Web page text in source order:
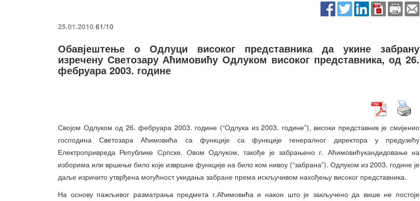
25.01.2010 61/10
Обавјештење о Одлуци високог представника да укине забрану
изречену Светозару Аћимовићу Одлуком високог представника, од 26.
фебруара 2003. године
Својом Одлуком од 26. фебруара 2003. године (“Одлука из 2003. године”), високи представник је смијенио
господина Светозара Аћимовића са функције са функције генералног директора у предузећу
Електропривреда Републике Српске. Овом Одлуком, такође је забрањено г. Аћимовићукандидовање на
изборима или вршење било које извршне функције на било ком нивоу (“забрана”). Одлуком из 2003. године је
даље изричито утврђена могућност укидања забране према искључивом нахођењу високог представника.
На основу пажљивог разматрања предмета г.Аћимовића и након што је закључено да више не постоје